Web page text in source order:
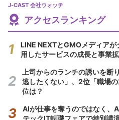
J-CAST 会社ウォッチ
アクセスランキング
LINE NEXTとGMOメディア
用したサービスの成長と事業
上司からのランチの誘いを
逃したくない」、2位「職場
位は？
AIが仕事を奪うのではなく
テックIT転職フェアで特別講